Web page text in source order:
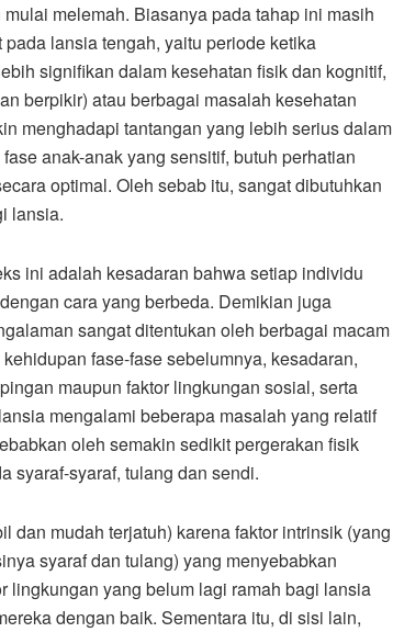
melemah. Biasanya pada tahap ini masih
lansia tengah, yaitu periode ketika
signifikan dalam kesehatan fisik dan kognitif,
berpikir) atau berbagai masalah kesehatan
menghadapi tantangan yang lebih serius dalam
anak-anak yang sensitif, butuh perhatian
optimal. Oleh sebab itu, sangat dibutuhkan
lansia.
ini adalah kesadaran bahwa setiap individu
cara yang berbeda. Demikian juga
sangat ditentukan oleh berbagai macam
fase-fase sebelumnya, kesadaran,
maupun faktor lingkungan sosial, serta
mengalami beberapa masalah yang relatif
oleh semakin sedikit pergerakan fisik
syaraf-syaraf, tulang dan sendi.
dan mudah terjatuh) karena faktor intrinsik (yang
syaraf dan tulang) yang menyebabkan
lingkungan yang belum lagi ramah bagi lansia
dengan baik. Sementara itu, di sisi lain,